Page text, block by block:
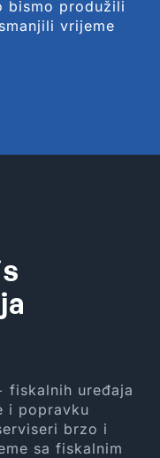
bismo produžili
vrijeme
fiskalnih uređaja
i popravku
brzo i
sa fiskalnim